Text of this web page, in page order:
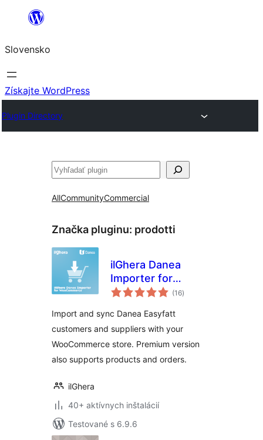
Prejsť
obsah
Slovensko
Získajte WordPress
Plugin Directory
Hľadať
AllCommunityCommercial
Značka pluginu: prodotti
ilGhera Danea
Importer for
WooCommerce
(16celkové
hodnotenie
)
Import and sync Danea Easyfatt
customers and suppliers with your
WooCommerce store. Premium version
also supports products and orders.
ilGhera
40+ aktívnych inštalácií
Testované s 6.9.6